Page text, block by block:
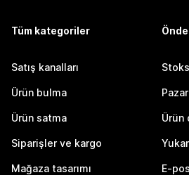
Tüm kategoriler
Satış kanalları
Ürün bulma
Ürün satma
Siparişler ve kargo
Mağaza tasarımı
Ürün
E-